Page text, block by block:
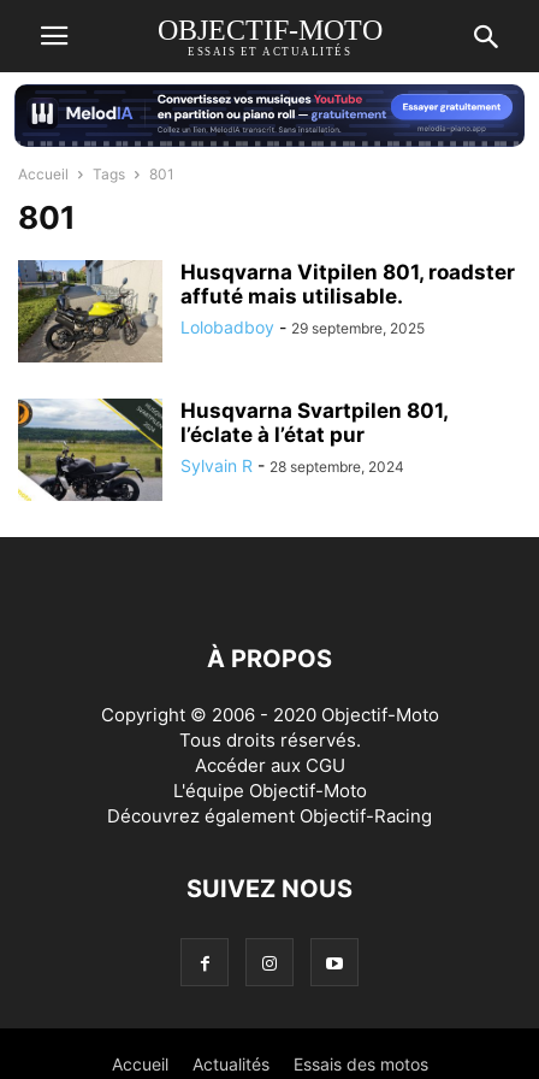
OBJECTIF-MOTO
ESSAIS ET ACTUALITÉS
Accueil Tags 801
801
Husqvarna Vitpilen 801, roadster
affuté mais utilisable.
Lolobadboy - 29 septembre, 2025
Husqvarna Svartpilen 801,
l’éclate à l’état pur
Sylvain R - 28 septembre, 2024
À PROPOS
Copyright © 2006 - 2020 Objectif-Moto
Tous droits réservés.
Accéder aux CGU
L'équipe Objectif-Moto
Découvrez également Objectif-Racing
SUIVEZ NOUS
Accueil Actualités Essais des motos